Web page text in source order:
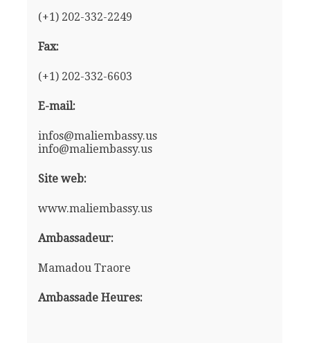
(+1) 202-332-2249
Fax:
(+1) 202-332-6603
E-mail:
infos@maliembassy.us
info@maliembassy.us
Site web:
www.maliembassy.us
Ambassadeur:
Mamadou Traore
Ambassade Heures: